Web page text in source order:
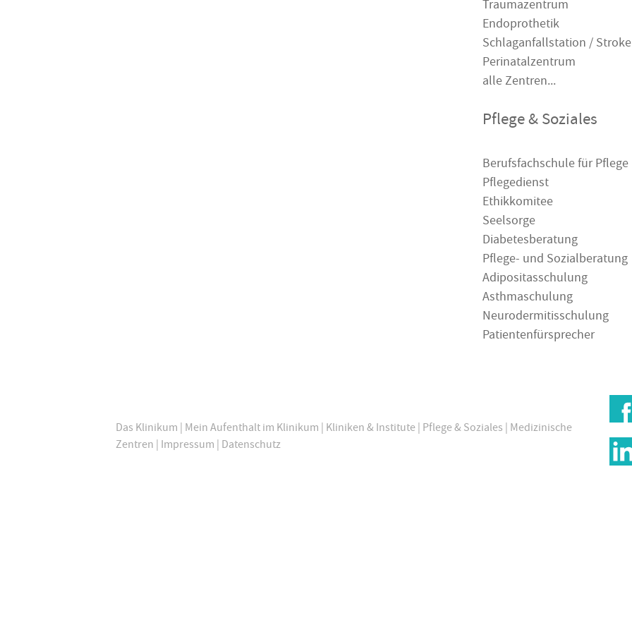
Traumazentrum
Endoprothetik
Schlaganfallstation /
Perinatalzentrum
alle Zentren...
Pflege & Soziales
Berufsfachschule für Pflege
Pflegedienst
Ethikkomitee
Seelsorge
Diabetesberatung
Pflege- und Sozialberatung
Adipositasschulung
Asthmaschulung
Neurodermitisschulung
Patientenfürsprecher
Das Klinikum Mein Aufenthalt im Klinikum Kliniken & Institute Pflege & Soziales Medizinische
Zentren Impressum Datenschutz